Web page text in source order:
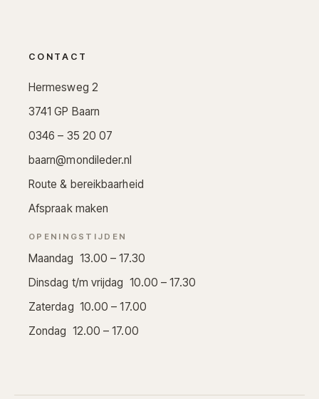
CONTACT
Hermesweg 2
3741 GP Baarn
0346 – 35 20 07
baarn@mondileder.nl
Route & bereikbaarheid
Afspraak maken
OPENINGSTIJDEN
Maandag 13.00 – 17.30
Dinsdag t/m vrijdag 10.00 – 17.30
Zaterdag 10.00 – 17.00
Zondag 12.00 – 17.00